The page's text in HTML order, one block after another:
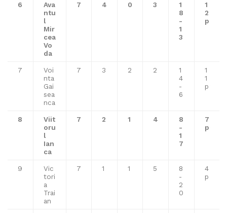
6
Ava
ntu
l
Mir
cea
Vo
da
7 4 0 3
1
8
-
1
3
1
2
p
7
Voi
nta
Gai
sea
nca
7 3 2 2
1
4
-
6
1
1
p
8
Viit
oru
l
Ian
ca
7 2 1 4
8
-
1
7
7
p
9
Vic
tori
a
Trai
an
7 1 1 5
8
-
2
0
4
p